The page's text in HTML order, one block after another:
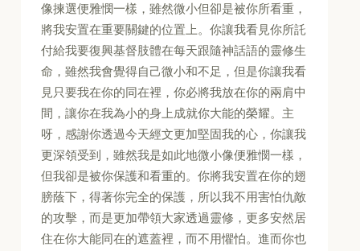
像揀選便雅憫一樣，雖然微小但卻是被你所看重，
將我安置在重要關鍵的位置上。你讓我看見你所託
付給我要復興基督肢體在每天跟隨神話語的靈修生
命，雖然我會覺得自己微小和不足，但是你讓我看
見只要我在你的同在裡，你必將我放在你的兩肩中
間，讓你在我為小的身上成就你大能的榮耀。主
呀，感謝你透過今天經文更加堅固我的心，你讓我
更深領受到，雖然我是如此地微小像便雅憫一樣，
但我卻是被你保護和看重的。你將我安置在你的翅
膀蔭下，得著你完全的保護，所以我不用害怕仇敵
的攻擊，而是更加帶領大家透過靈修，更多安然居
住在你大能同在的遮蓋裡，而不用懼怕。進而你也